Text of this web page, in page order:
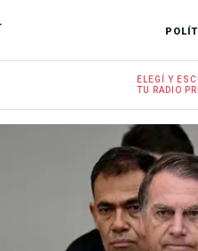
ELEGÍ Y
TU RADIO